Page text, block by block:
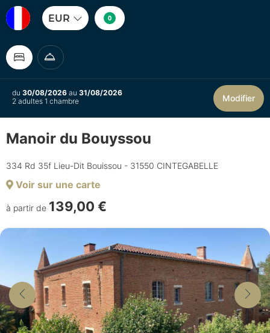
EUR 0
du 30/08/2026 au 31/08/2026
2 adultes 1 chambre
Modifier
Manoir du Bouyssou
334 Rd 35f Lieu-Dit Bouissou - 31550 CINTEGABELLE
Voir sur une carte
à partir de 139,00 €